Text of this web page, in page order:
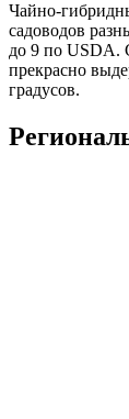
Чайно-
садоводов
до 9 по USDA.
прекрасно
градусов.